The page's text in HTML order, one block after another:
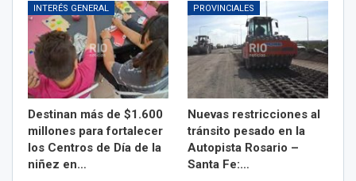
INTERÉS GENERAL
Destinan más de $1.600
millones para fortalecer
los Centros de Día de la
niñez en…
PROVINCIALES
Nuevas restricciones al
tránsito pesado en la
Autopista Rosario –
Santa Fe:…